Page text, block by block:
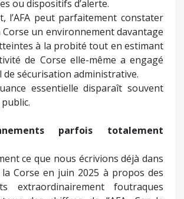
ou dispositifs d’alerte.
l’AFA peut parfaitement constater
Corse un environnement davantage
à la probité tout en estimant
de Corse elle-même a engagé
de sécurisation administrative.
essentielle disparaît souvent
parfois totalement
ce que nous écrivions déjà dans
Corse en juin 2025 à propos des
extraordinairement foutraques